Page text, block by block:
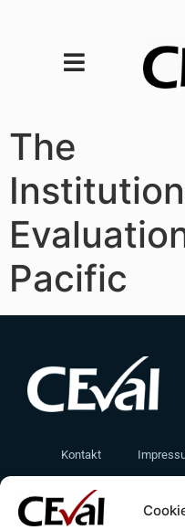
The
Pacific
Kontakt